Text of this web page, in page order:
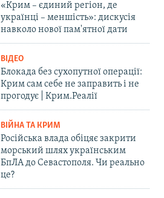
«Крим – єдиний регіон, де
українці – меншість»: дискусія
навколо нової пам'ятної дати
ВІДЕО
Блокада без сухопутної операції:
Крим сам себе не заправить і не
прогодує | Крим.Реалії
ВІЙНА ТА КРИМ
Російська влада обіцяє закрити
морський шлях українським
БпЛА до Севастополя. Чи реально
це?